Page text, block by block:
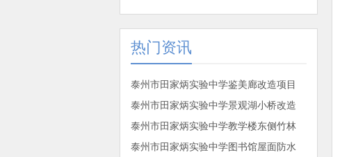
热门资讯
泰州市田家炳实验中学鉴美廊改造项目
泰州市田家炳实验中学景观湖小桥改造
泰州市田家炳实验中学教学楼东侧竹林
泰州市田家炳实验中学图书馆屋面防水